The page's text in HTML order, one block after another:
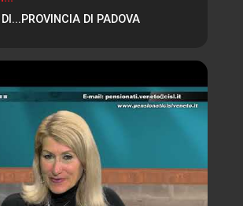
DI PADOVA